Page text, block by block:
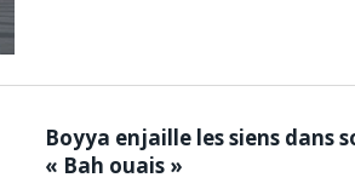
Boyya enjaille les siens dans
« Bah ouais »